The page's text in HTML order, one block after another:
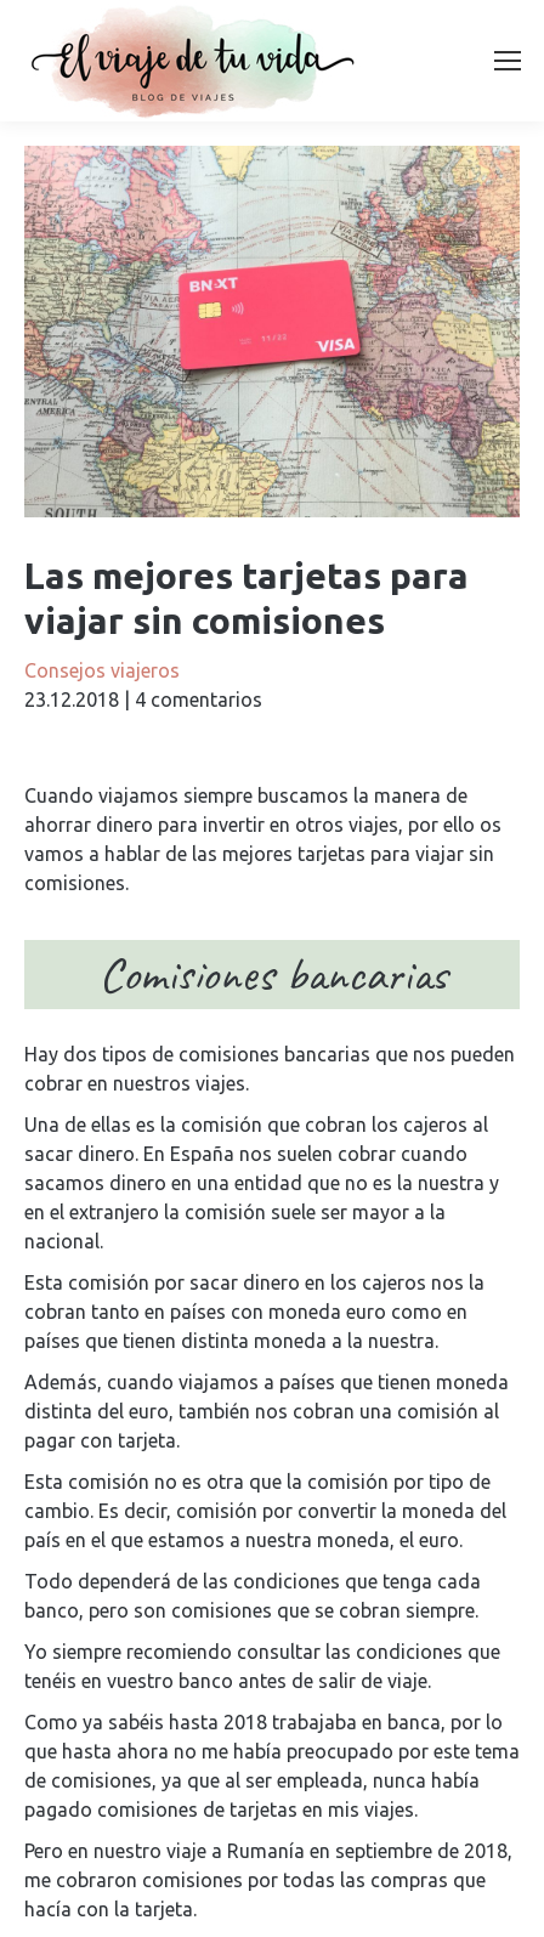
Las mejores tarjetas para
viajar sin comisiones
Consejos viajeros
23.12.2018
4 comentarios
Cuando viajamos siempre buscamos la manera de
ahorrar dinero para invertir en otros viajes, por ello os
vamos a hablar de las mejores tarjetas para viajar sin
comisiones.
Comisiones bancarias
Hay dos tipos de comisiones bancarias que nos pueden
cobrar en nuestros viajes.
Una de ellas es la comisión que cobran los cajeros al
sacar dinero. En España nos suelen cobrar cuando
sacamos dinero en una entidad que no es la nuestra y
en el extranjero la comisión suele ser mayor a la
nacional.
Esta comisión por sacar dinero en los cajeros nos la
cobran tanto en países con moneda euro como en
países que tienen distinta moneda a la nuestra.
Además, cuando viajamos a países que tienen moneda
distinta del euro, también nos cobran una comisión al
pagar con tarjeta.
Esta comisión no es otra que la comisión por tipo de
cambio. Es decir, comisión por convertir la moneda del
país en el que estamos a nuestra moneda, el euro.
Todo dependerá de las condiciones que tenga cada
banco, pero son comisiones que se cobran siempre.
Yo siempre recomiendo consultar las condiciones que
tenéis en vuestro banco antes de salir de viaje.
Como ya sabéis hasta 2018 trabajaba en banca, por lo
que hasta ahora no me había preocupado por este tema
de comisiones, ya que al ser empleada, nunca había
pagado comisiones de tarjetas en mis viajes.
Pero en nuestro viaje a Rumanía en septiembre de 2018,
me cobraron comisiones por todas las compras que
hacía con la tarjeta.